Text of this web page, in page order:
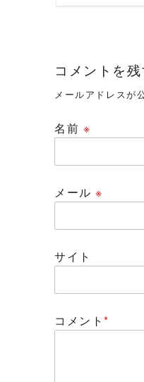
コメントを
メールアドレスが
名前 ※
メール※
サイト
コメント*